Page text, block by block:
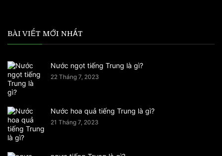
BÀI VIẾT MỚI NHẤT
Nước ngọt tiếng Trung là gì?
22 Tháng 7, 2023
Nước hoa quả tiếng Trung là gì?
21 Tháng 7, 2023